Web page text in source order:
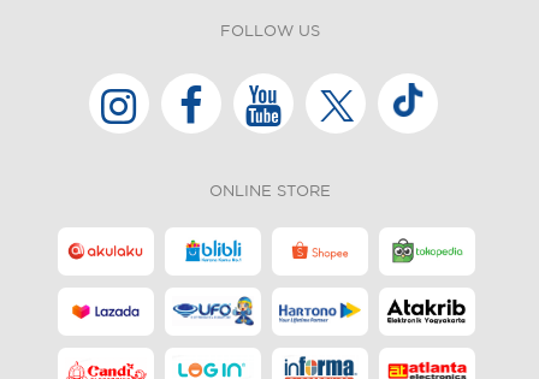
FOLLOW US
ONLINE STORE